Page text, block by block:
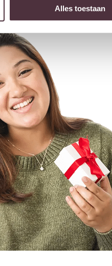
Alles toestaan
Inschrijven